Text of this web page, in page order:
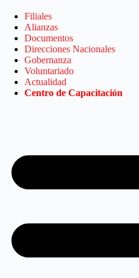
contenido
Filiales
Alianzas
Documentos
Direcciones Nacionales
Gobernanza
Voluntariado
Actualidad
Centro de Capacitación